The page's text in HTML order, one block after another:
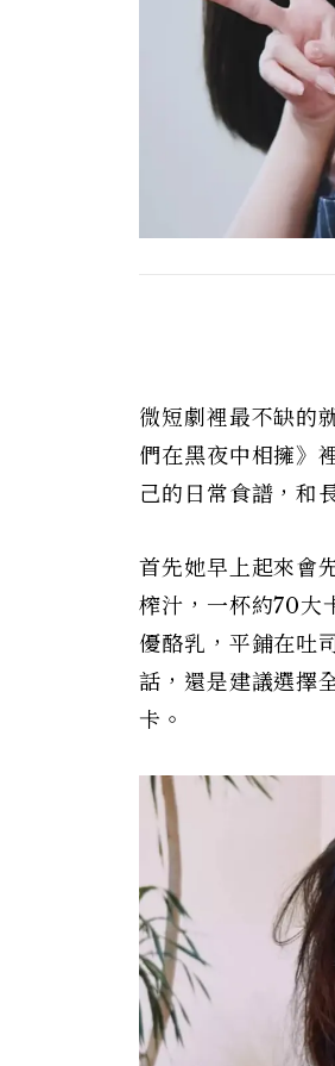
微短劇裡最不缺的
們在黑夜中相擁》
己的日常食譜，和
首先她早上起來會
榨汁，一杯約70大
優酪乳，平鋪在吐
話，還是建議選擇
卡。